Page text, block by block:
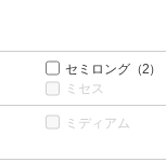
セミロング （2）
ミセス
ミディアム